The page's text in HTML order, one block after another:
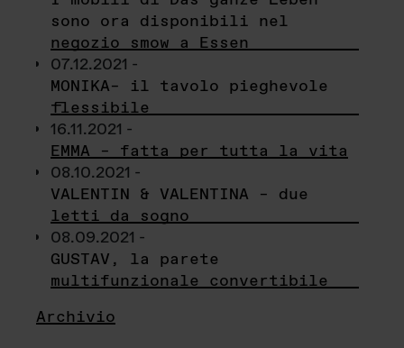
sono ora disponibili nel
negozio smow a Essen
07.12.2021 -
MONIKA– il tavolo pieghevole
flessibile
16.11.2021 -
EMMA – fatta per tutta la vita
08.10.2021 -
VALENTIN & VALENTINA – due
letti da sogno
08.09.2021 -
GUSTAV, la parete
multifunzionale convertibile
Archivio